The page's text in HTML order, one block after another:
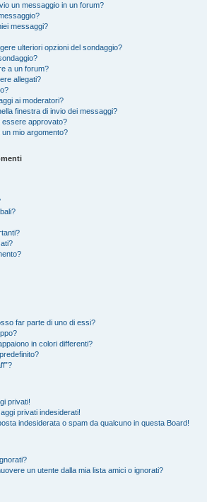
un messaggio in un forum?
messaggi?
ulteriori opzioni del sondaggio?
a un forum?
allegati?
ai moderatori?
finestra di invio dei messaggi?
essere approvato?
mio argomento?
far parte di uno di essi?
in colori differenti?
privati!
privati indesiderati!
indesiderata o spam da qualcuno in questa Board!
un utente dalla mia lista amici o ignorati?